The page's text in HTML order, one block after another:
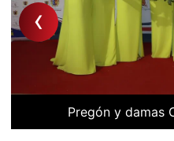
‹
Pregón y damas